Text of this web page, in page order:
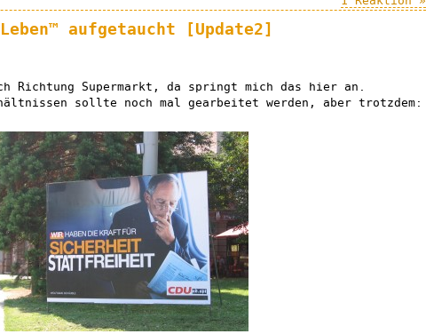
aufgetaucht [Update2]
Supermarkt, da springt mich das hier an.
sollte noch mal gearbeitet werden, aber trotzdem: